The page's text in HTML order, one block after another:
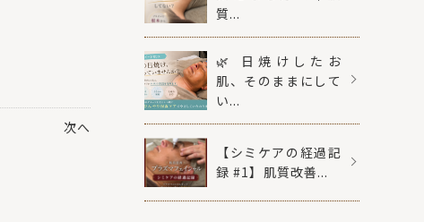
次へ
質...
🌿 日焼けしたお
肌、そのままにして
い...
【シミケアの経過記
録 #1】肌質改善...